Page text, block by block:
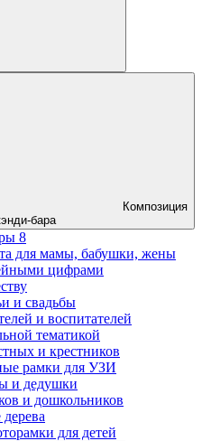
Композиция
бара
8
для мамы, бабушки, жены
цифрами
и свадьбы
и воспитателей
тематикой
и крестников
рамки для УЗИ
и дедушки
и дошкольников
для детей